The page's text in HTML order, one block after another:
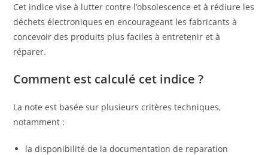
Cet indice vise à lutter contre l’obsolescence et à rédiure les
déchets électroniques en encourageant les fabricants à
concevoir des produits plus faciles à entretenir et à
réparer.
Comment est calculé cet indice ?
La note est basée sur plusieurs critères techniques,
notamment :
la disponibilité de la documentation de reparation